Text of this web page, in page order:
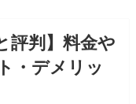
評判】料金や
・デメリッ